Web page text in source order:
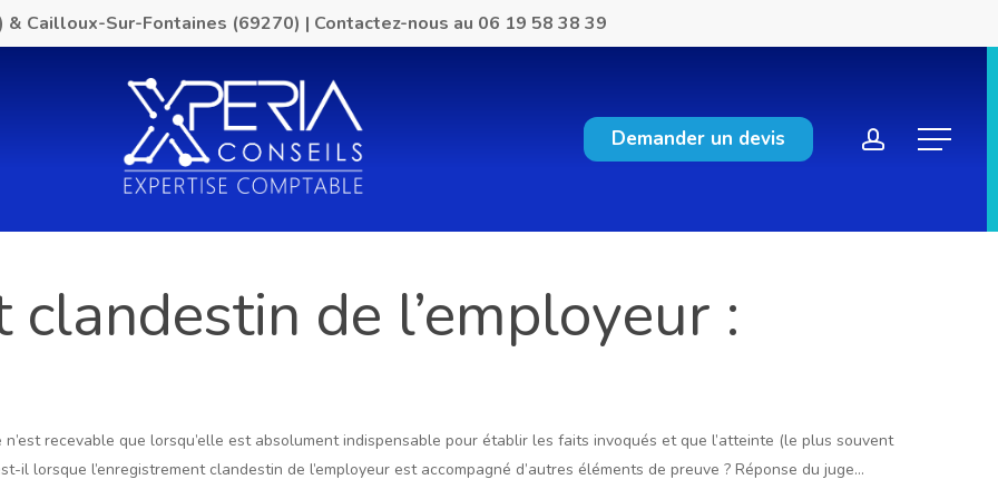
& Cailloux-Sur-Fontaines (69270) | Contactez-nous au 06 19 58 38 39
Demander un devis account
Menu
de l’employeur :
recevable que lorsqu’elle est absolument indispensable pour établir les faits invoqués et que l’atteinte (le plus souvent
il lorsque l’enregistrement clandestin de l’employeur est accompagné d’autres éléments de preuve ? Réponse du juge…